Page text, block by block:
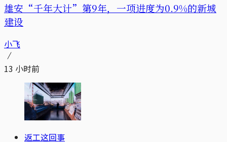
雄安“千年大计”第9年，一项进度为0.9%的新城
建设
小飞
13 小时前
返工这回事